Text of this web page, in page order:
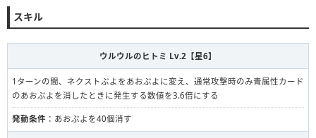
スキル
ウルウルのヒトミ Lv.2【星6】
1ターンの間、ネクストぷよをあおぷよに変え、通常攻撃時のみ青属性カード
のあおぷよを消したときに発生する数値を3.6倍にする
発動条件 ：あおぷよを40個消す